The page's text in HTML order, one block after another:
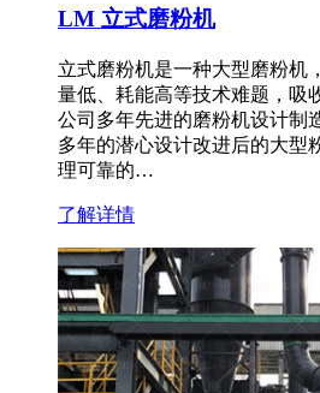
LM 立式磨粉机
立式磨粉机是一种大型磨粉机
量低、耗能高等技术难题，吸
公司多年先进的磨粉机设计制
多年的潜心设计改进后的大型
理可靠的…
了解详情